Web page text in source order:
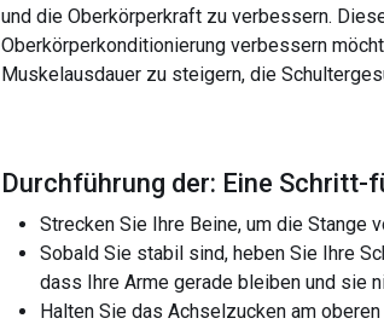
und die Oberkörperkraft zu verbessern.
Oberkörperkonditionierung verbessern
Muskelausdauer zu steigern, die
Durchführung der: Eine
Strecken Sie Ihre Beine, um die Stange
Sobald Sie stabil sind, heben Sie Ihre
dass Ihre Arme gerade bleiben und sie
Halten Sie das Achselzucken am